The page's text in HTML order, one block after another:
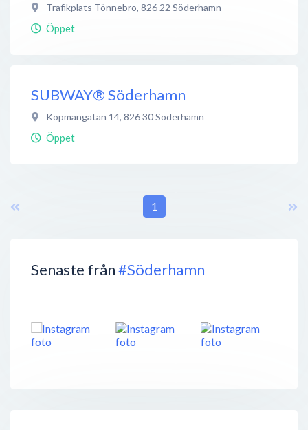
Senaste från#Söderhamn
Trafikplats Tönnebro, 826 22 Söderhamn
Öppet
SUBWAY® Söderhamn
Köpmangatan 14, 826 30Söderhamn
Öppet
1